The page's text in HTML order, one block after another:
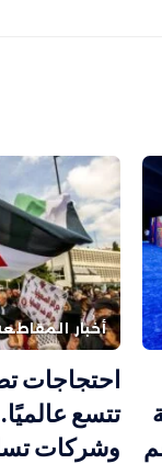
أخبار
احتجاجات
تتسع
وشركات